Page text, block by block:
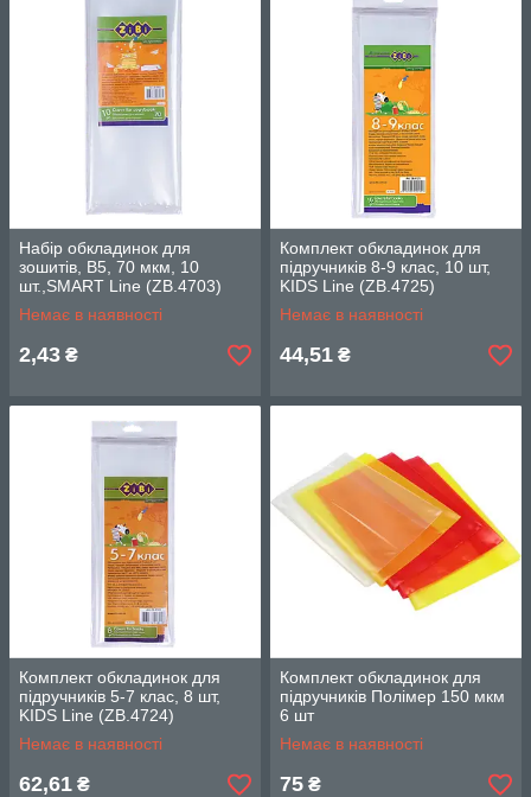
Набір обкладинок для
зошитів, B5, 70 мкм, 10
шт.,SMART Line (ZB.4703)
Немає в наявності
2,43 ₴
Комплект обкладинок для
підручників 8-9 клас, 10 шт,
KIDS Line (ZB.4725)
Немає в наявності
44,51 ₴
Комплект обкладинок для
підручників 5-7 клас, 8 шт,
KIDS Line (ZB.4724)
Немає в наявності
62,61 ₴
Комплект обкладинок для
підручників Полімер 150 мкм
6 шт
Немає в наявності
75 ₴